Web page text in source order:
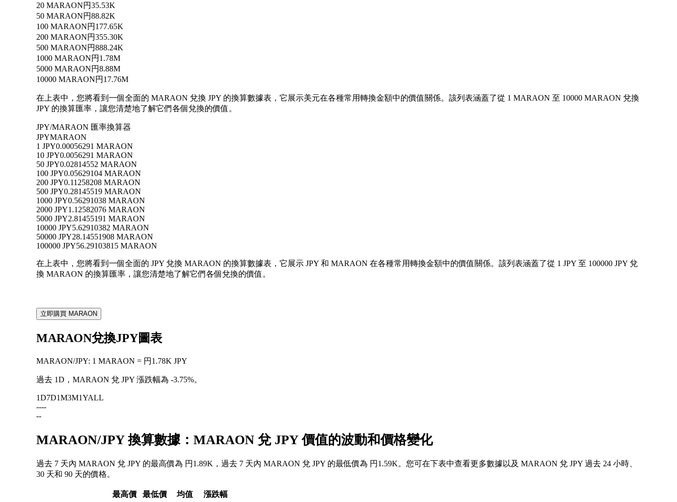
20 MARAON円35.53K
50 MARAON円88.82K
100 MARAON円177.65K
200 MARAON円355.30K
500 MARAON円888.24K
1000 MARAON円1.78M
5000 MARAON円8.88M
10000 MARAON円17.76M
在上表中，您將看到一個全面的 MARAON 兌換 JPY 的換算數據表，它展示美元在各種常用轉換金額中的價值關係。該列表涵蓋了從 1 MARAON 至 10000 MARAON 兌換
JPY 的換算匯率，讓您清楚地了解它們各個兌換的價值。
JPY/MARAON 匯率換算器
JPYMARAON
1 JPY0.00056291 MARAON
10 JPY0.0056291 MARAON
50 JPY0.02814552 MARAON
100 JPY0.05629104 MARAON
200 JPY0.11258208 MARAON
500 JPY0.28145519 MARAON
1000 JPY0.56291038 MARAON
2000 JPY1.12582076 MARAON
5000 JPY2.81455191 MARAON
10000 JPY5.62910382 MARAON
50000 JPY28.14551908 MARAON
100000 JPY56.29103815 MARAON
在上表中，您將看到一個全面的 JPY 兌換 MARAON 的換算數據表，它展示 JPY 和 MARAON 在各種常用轉換金額中的價值關係。該列表涵蓋了從 1 JPY 至 100000 JPY 兌
換 MARAON 的換算匯率，讓您清楚地了解它們各個兌換的價值。
立即購買 MARAON
MARAON兌換JPY圖表
MARAON/JPY: 1 MARAON = 円1.78K JPY
過去 1D，MARAON 兌 JPY 漲跌幅為 -3.75%。
1D7D1M3M1YALL
----
--
MARAON/JPY 換算數據：MARAON 兌 JPY 價值的波動和價格變化
過去 7 天內 MARAON 兌 JPY 的最高價為 円1.89K，過去 7 天內 MARAON 兌 JPY 的最低價為 円1.59K。您可在下表中查看更多數據以及 MARAON 兌 JPY 過去 24 小時、
30 天和 90 天的價格。
最高價 最低價 均值
漲跌幅